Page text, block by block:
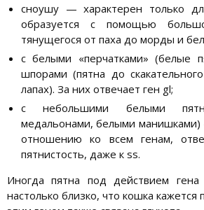
сноушу — характерен только
образуется с помощью
тянущегося от паха до морды и
с белыми «перчатками» (белые
шпорами (пятна до
лапах). За них отвечает ген gl;
с небольшими белыми
медальонами, белыми манишками)
отношению ко всем генам,
пятнистость, даже к ss.
Иногда пятна под действием гена
настолько близко, что кошка кажется